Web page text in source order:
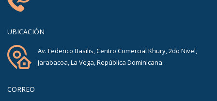
UBICACIÓN
Av. Federico Basilis, Centro Comercial Khury, 2do Nivel,
Jarabacoa, La Vega, República Dominicana.
CORREO